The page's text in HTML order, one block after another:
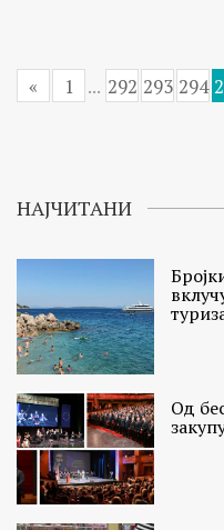
« 1 ... 292 293 294
НАЈЧИТАНИ
Од